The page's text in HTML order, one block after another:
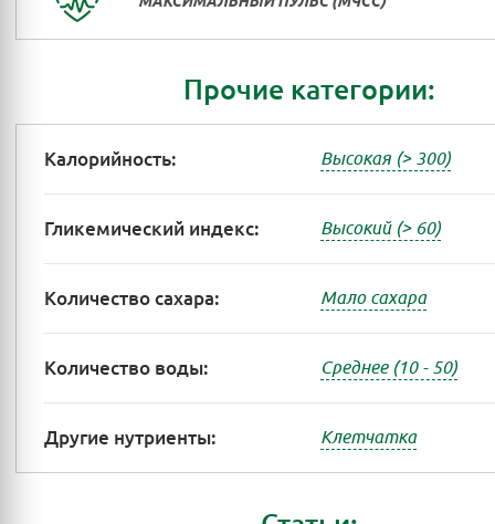
Прочие категории:
Калорийность: Высокая (> 300)
Гликемический индекс: Высокий (> 60)
Количество сахара: Мало сахара
Количество воды: Среднее (10 - 50)
Другие нутриенты: Клетчатка